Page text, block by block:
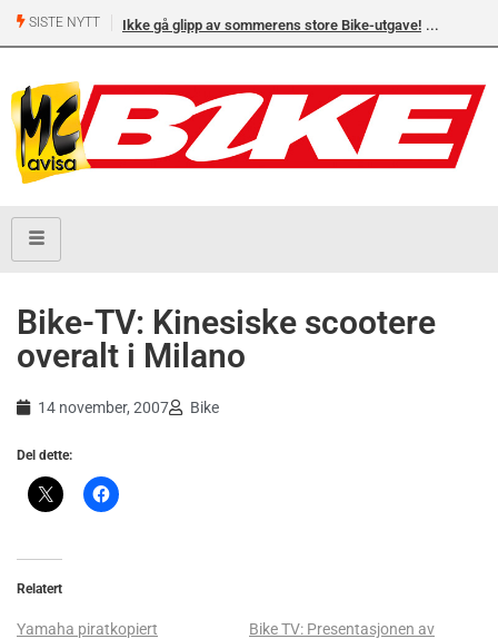
SISTE NYTT Ikke gå glipp av sommerens store Bike-utgave!
Bike-TV: Kinesiske scootere
overalt i Milano
14 november, 2007 Bike
Del dette:
Relatert
Yamaha piratkopiert
Bike TV: Presentasjonen av